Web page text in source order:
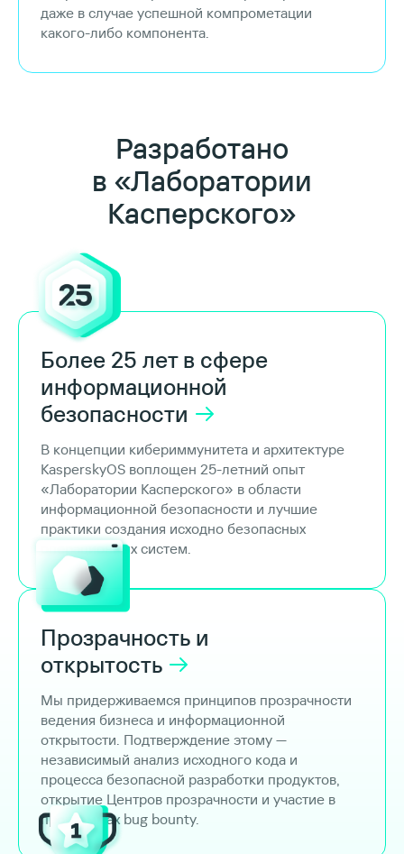
даже в случае успешной компрометации
какого-либо компонента.
Разработано
в «Лаборатории
Касперского»
Более 25 лет в сфере
информационной
безопасности
В концепции кибериммунитета и архитектуре
KasperskyOS воплощен 25-летний опыт
«Лаборатории Касперского» в области
информационной безопасности и лучшие
практики создания исходно безопасных
операционных систем.
Прозрачность и
открытость
Мы придерживаемся принципов прозрачности
ведения бизнеса и информационной
открытости. Подтверждение этому —
независимый анализ исходного кода и
процесса безопасной разработки продуктов,
открытие Центров прозрачности и участие в
программах bug bounty.